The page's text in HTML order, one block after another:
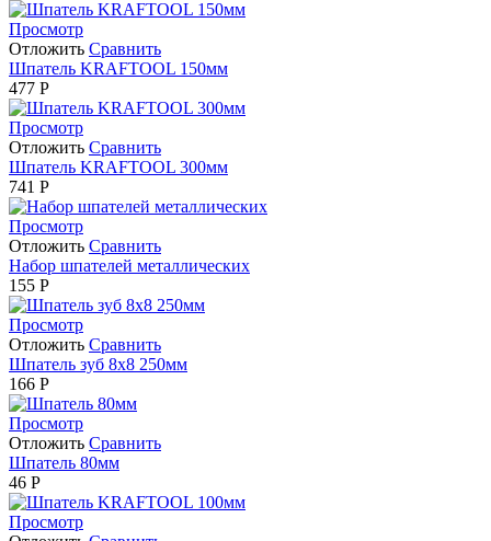
Просмотр
Отложить Сравнить
Шпатель KRAFTOOL 150мм
477 Р
Просмотр
Отложить Сравнить
Шпатель KRAFTOOL 300мм
741 Р
Просмотр
Отложить Сравнить
Набор шпателей металлических
155 Р
Просмотр
Отложить Сравнить
Шпатель зуб 8х8 250мм
166 Р
Просмотр
Отложить Сравнить
Шпатель 80мм
46 Р
Просмотр